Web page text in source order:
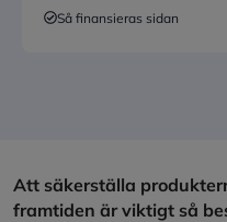
Så finansieras sidan
Att säkerställa
framtiden är viktigt så